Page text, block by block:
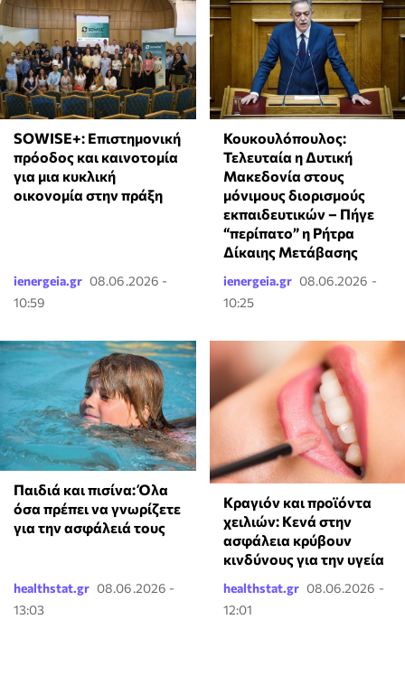
SOWISE+: Επιστημονική
πρόοδος και καινοτομία
για μια κυκλική
οικονομία στην πράξη
ienergeia.gr 08.06.2026 -
10:59
Κουκουλόπουλος:
Τελευταία η Δυτική
Μακεδονία στους
μόνιμους διορισμούς
εκπαιδευτικών – Πήγε
“περίπατο” η Ρήτρα
Δίκαιης Μετάβασης
ienergeia.gr 08.06.2026 -
10:25
Παιδιά και πισίνα: Όλα
όσα πρέπει να γνωρίζετε
για την ασφάλειά τους
healthstat.gr 08.06.2026 -
13:03
Κραγιόν και προϊόντα
χειλιών: Κενά στην
ασφάλεια κρύβουν
κινδύνους για την υγεία
healthstat.gr 08.06.2026 -
12:01